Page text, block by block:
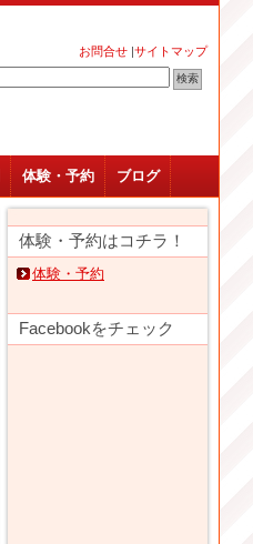
お問合せ |サイトマップ
体験・予約 ブログ
体験・予約はコチラ！
体験・予約
Facebookをチェック